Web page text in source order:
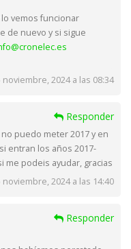
vemos funcionar
de nuevo y si sigue
noviembre, 2024 a las 08:34
Responder
puedo meter 2017 y en
entran los años 2017-
me podeis ayudar, gracias
noviembre, 2024 a las 14:40
Responder